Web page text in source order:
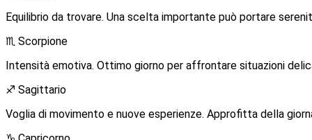
Equilibrio da trovare. Una scelta importante può portare
♏ Scorpione
Intensità emotiva. Ottimo giorno per affrontare situazioni
♐ Sagittario
Voglia di movimento e nuove esperienze. Approfitta della